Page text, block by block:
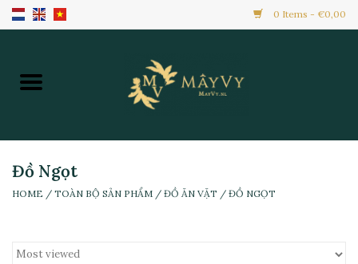
0 Items - €0,00
Home
Hàng Mới
Toàn Bộ Sản Phẩm
Đồ Ngọt
HOME / TOÀN BỘ SẢN PHẨM / ĐỒ ĂN VẶT / ĐỒ NGỌT